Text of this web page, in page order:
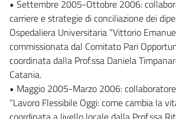
• Settembre 2005-Ottobre 2006:
carriere e strategie di conciliazione dei
Ospedaliera Universitaria “Vittorio
commissionata dal Comitato Pari
coordinata dalla Prof.ssa Daniela
Catania.
• Maggio 2005-Marzo 2006:
“Lavoro Flessibile Oggi: come cambia la